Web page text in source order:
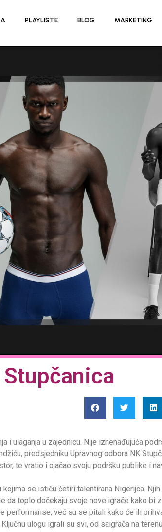
PLAYLISTE BLOG MARKETING
ulaganja u zajednicu. Nije iznenađujuća
predsjedniku Upravnog odbora NK
te vratio i ojačao svoju podršku publike i
se ističu četiri talentirana Nigerijca.
da toplo dočekaju svoje nove igrače kako bi
već su se pitali kako će ih
ulogu igrali su svi, od saigrača na